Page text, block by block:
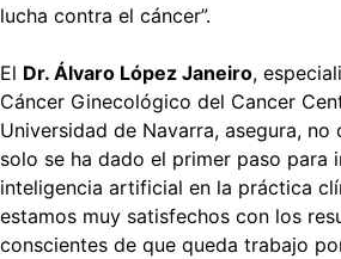
lucha contra el cáncer”.
El Dr. Álvaro López Janeiro,
Cáncer Ginecológico del Cancer
Universidad de Navarra, asegura, no
solo se ha dado el primer paso para
inteligencia artificial en la práctica
estamos muy satisfechos con los
conscientes de que queda trabajo